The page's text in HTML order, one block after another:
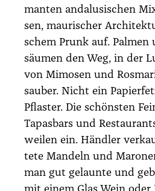
man­ten anda­lu­si­schen
sen, mau­ri­scher
schem Prunk auf. Pal­men
säu­men den Weg, in der
von Mimo­sen und
sauber. Nicht ein
Pflas­ter. Die schöns­ten
Tapas­bars und
wei­len ein. Händ­ler
te­te Man­deln und
man gut gelaun­te und